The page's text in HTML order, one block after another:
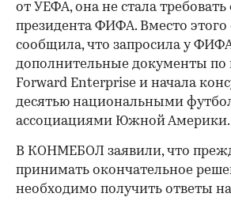
от УЕФА, она не стала требовать
президента ФИФА. Вместо этого
сообщила, что запросила у
дополнительные документы по
Forward Enterprise и начала
десятью национальными
ассоциациями Южной Америки.
В КОНМЕБОЛ заявили, что
принимать окончательное
необходимо получить ответы